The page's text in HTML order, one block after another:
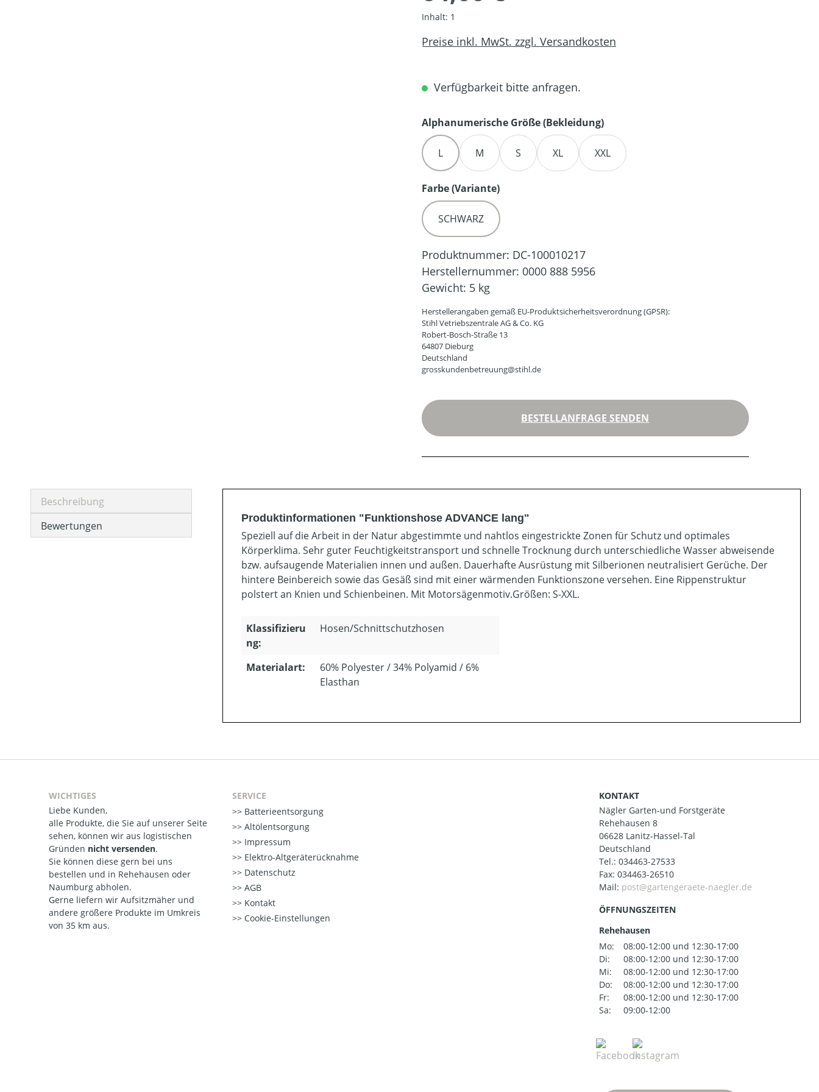
Inhalt: 1
Preise inkl. MwSt. zzgl. Versandkosten
Verfügbarkeit bitte anfragen.
Alphanumerische Größe (Bekleidung)auswählen
L M S XL XXL
Farbe (Variante)auswählen
SCHWARZ
Produktnummer: DC-100010217
Herstellernummer: 0000 888 5956
Gewicht: 5 kg
Herstellerangaben gemäß EU-Produktsicherheitsverordnung (GPSR):
Stihl Vetriebszentrale AG & Co. KG
Robert-Bosch-Straße 13
64807 Dieburg
Deutschland
grosskundenbetreuung@stihl.de
BESTELLANFRAGE SENDEN
Beschreibung
Bewertungen
Produktinformationen "Funktionshose ADVANCE lang"
Speziell auf die Arbeit in der Natur abgestimmte und nahtlos eingestrickte Zonen für Schutz und optimales
Körperklima. Sehr guter Feuchtigkeitstransport und schnelle Trocknung durch unterschiedliche Wasser abweisende
bzw. aufsaugende Materialien innen und außen. Dauerhafte Ausrüstung mit Silberionen neutralisiert Gerüche. Der
hintere Beinbereich sowie das Gesäß sind mit einer wärmenden Funktionszone versehen. Eine Rippenstruktur
polstert an Knien und Schienbeinen. Mit Motorsägenmotiv.Größen: S-XXL.
Klassifizieru
ng:
Hosen/Schnittschutzhosen
Materialart:
60% Polyester / 34% Polyamid / 6%
Elasthan
WICHTIGES
Liebe Kunden,
alle Produkte, die Sie auf unserer Seite
sehen, können wir aus logistischen
Gründen nicht versenden.
Sie können diese gern bei uns
bestellen und in Rehehausen oder
Naumburg abholen.
Gerne liefern wir Aufsitzmäher und
andere größere Produkte im Umkreis
von 35 km aus.
SERVICE
Batterieentsorgung
Altölentsorgung
Impressum
Elektro-Altgeräterücknahme
Datenschutz
AGB
Kontakt
Cookie-Einstellungen
KONTAKT
Nägler Garten-und Forstgeräte
Rehehausen 8
06628 Lanitz-Hassel-Tal
Deutschland
Tel.: 034463-27533
Fax: 034463-26510
Mail:
ÖFFNUNGSZEITEN
Rehehausen
Mo:
08:00-12:00 und 12:30-17:00
Di:
08:00-12:00 und 12:30-17:00
Mi:
08:00-12:00 und 12:30-17:00
Do:
08:00-12:00 und 12:30-17:00
Fr:
08:00-12:00 und 12:30-17:00
Sa:
09:00-12:00